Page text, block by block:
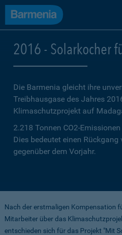
2016 - Solarkocher
Die Barmenia gleicht ihre
Treibhausgase des Jahres
Klimaschutzprojekt auf
2.218 Tonnen CO2-
Dies bedeutet einen Rückgang
gegenüber dem Vorjahr.
Nach der erstmaligen Kompensation
Mitarbeiter über das
entschieden sich für das Projekt "Mit